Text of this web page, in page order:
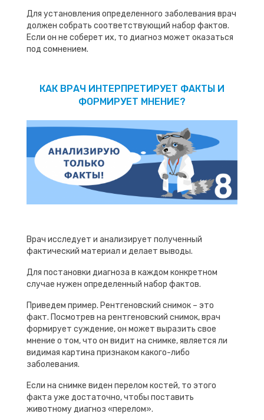
Для установления определенного заболевания врач
должен собрать соответствующий набор фактов.
Если он не соберет их, то диагноз может оказаться
под сомнением.
КАК ВРАЧ ИНТЕРПРЕТИРУЕТ ФАКТЫ И
ФОРМИРУЕТ МНЕНИЕ?
Врач исследует и анализирует полученный
фактический материал и делает выводы.
Для постановки диагноза в каждом конкретном
случае нужен определенный набор фактов.
Приведем пример. Рентгеновский снимок – это
факт. Посмотрев на рентгеновский снимок, врач
формирует суждение, он может выразить свое
мнение о том, что он видит на снимке, является ли
видимая картина признаком какого-либо
заболевания.
Если на снимке виден перелом костей, то этого
факта уже достаточно, чтобы поставить
животному диагноз «перелом».